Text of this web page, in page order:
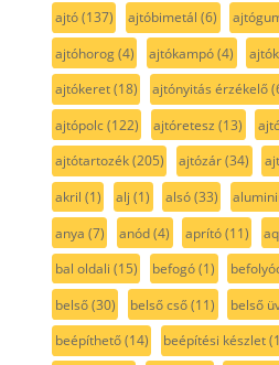
ajtó(137) ajtóbimetál (6)
ajtóhorog(4) ajtókampó(4)
ajtókeret(18) ajtónyitás érzékelő
ajtópolc(122) ajtóretesz (13)
ajtótartozék(205) ajtózár(34)
akril (1) alj (1) alsó(33)
anya (7) anód(4) aprító(11)
bal oldali (15) befogó(1)
belső(30) belső cső(11) belső
beépíthető(14) beépítési készlet